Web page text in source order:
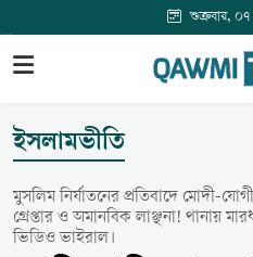
শুক্রবার,
ইসলামভীতি
মুসলিম নির্যাতনের প্রতিবাদে মোদী-
গ্রেপ্তার ও অমানবিক লাঞ্ছনা! থানায়
ভিডিও ভাইরাল।